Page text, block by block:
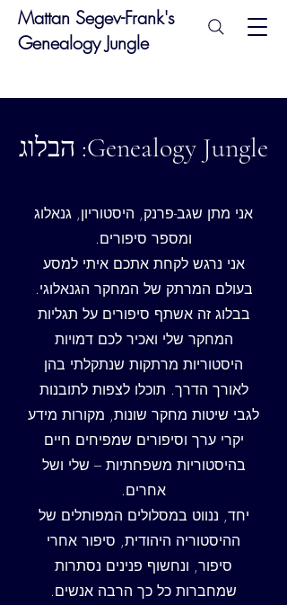
Mattan Segev-Frank's
Genealogy Jungle
Genealogy Jungle: הבלוג
אני מתן שגב-פרנק, היסטוריון, גנאלוג
ומספר סיפורים.
אני נרגש לקחת אתכם איתי למסע
בעולם המרתק של המחקר הגנאלוגי.
בבלוג זה אשתף סיפורים על תגליות
המחקר שלי ואכיר לכם דמויות
היסטוריות מרתקות שנתקלתי בהן
לאורך הדרך. תוכלו לצפות לתובנות
לגבי שיטות מחקר שונות, מקורות מידע
יקרי ערך וסיפורים שמפיחים חיים
בהיסטוריות משפחתיות – שלי ושל
אחרים.
יחד, ננווט במסלולים המפותלים של
ההיסטוריה היהודית, סיפור אחרי
סיפור, ונחשוף פנינים נסתרות
שמחברות כל כך הרבה אנשים.